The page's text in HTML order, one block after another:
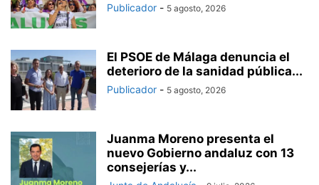
Publicador - 5 agosto, 2026
El PSOE de Málaga denuncia el
deterioro de la sanidad pública...
Publicador - 5 agosto, 2026
Juanma Moreno presenta el
nuevo Gobierno andaluz con 13
consejerías y...